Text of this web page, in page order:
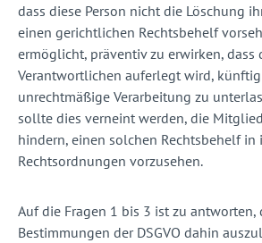
dass diese Person nicht die Löschung
einen gerichtlichen Rechtsbehelf
ermöglicht, präventiv zu erwirken, dass
Verantwortlichen auferlegt wird,
unrechtmäßige Verarbeitung zu
sollte dies verneint werden, die
hindern, einen solchen Rechtsbehelf
Rechtsordnungen vorzusehen.
Auf die Fragen 1 bis 3 ist zu antworten,
Bestimmungen der DSGVO dahin